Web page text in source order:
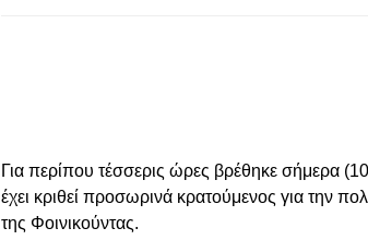
Για περίπου τέσσερις ώρες βρέθηκε σήμερα
έχει κριθεί προσωρινά κρατούμενος για την
της Φοινικούντας.